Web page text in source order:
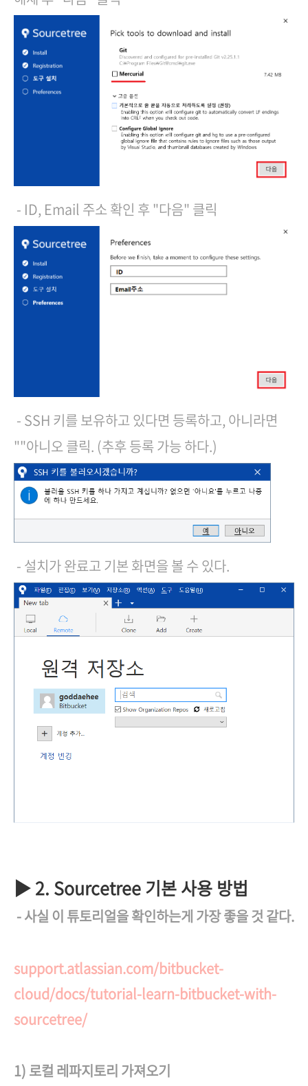
- ID, Email 주소 확인 후 "다음" 클릭
- SSH 키를 보유하고 있다면 등록하고, 아니라면
""아니오 클릭. (추후 등록 가능 하다.)
- 설치가 완료고 기본 화면을 볼 수 있다.
▶ 2. Sourcetree 기본 사용 방법
- 사실 이 튜토리얼을 확인하는게 가장 좋을 것 같다.
support.atlassian.com/bitbucket-
cloud/docs/tutorial-learn-bitbucket-with-
sourcetree/
1) 로컬 레파지토리 가져오기